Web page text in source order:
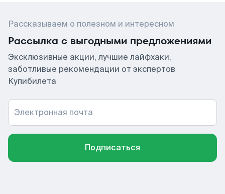
Рассказываем о полезном и интересном
Рассылка с выгодными предложениями
Эксклюзивные акции, лучшие лайфхаки,
заботливые рекомендации от экспертов
Купибилета
Электронная почта
Подписаться